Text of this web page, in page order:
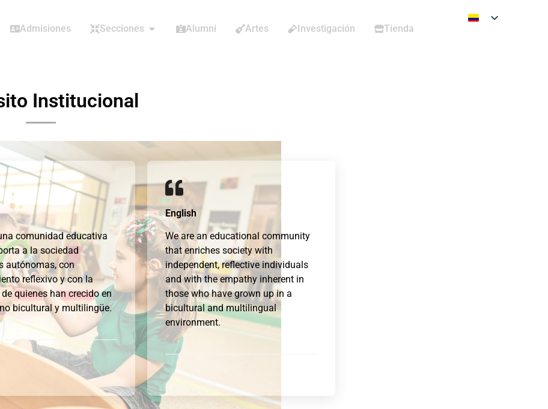
Admisiones Secciones Alumni Artes Investigación Tienda
Institucional
comunidad educativa
a la sociedad
autónomas, con
reflexivo y con la
quienes han crecido en
bicultural y multilingüe.
English
We are an educational community
that enriches society with
independent, reflective individuals
and with the empathy inherent in
those who have grown up in a
bicultural and multilingual
environment.